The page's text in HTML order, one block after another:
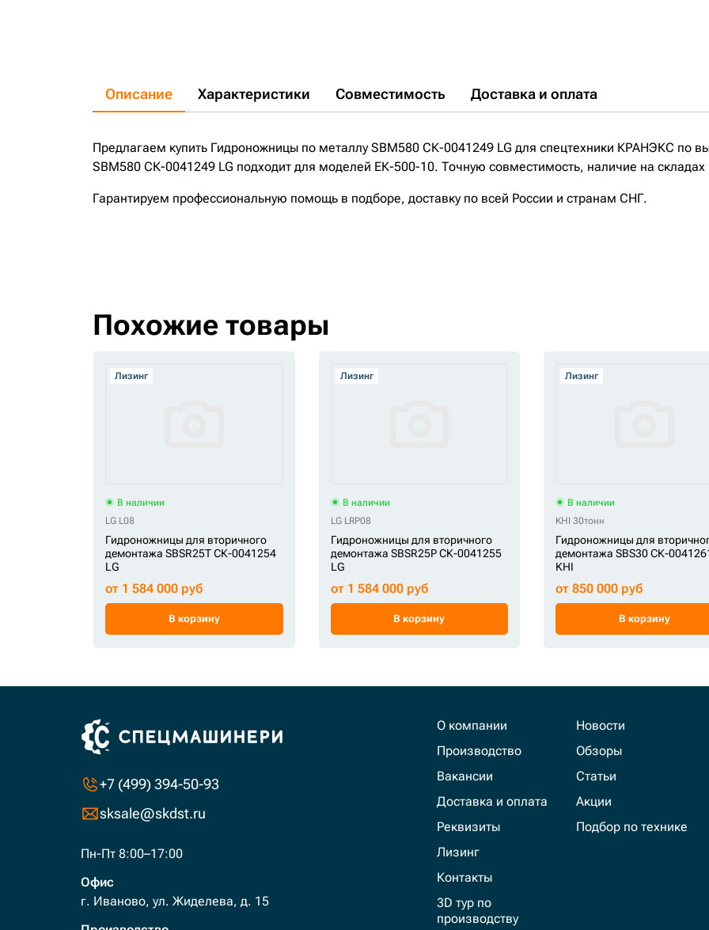
Описание Характеристики Совместимость Доставка и оплата
Предлагаем купить Гидроножницы по металлу SBM580 СК-0041249 LG для спецтехники КРАНЭКС по
SBM580 СК-0041249 LG подходит для моделей ЕК-500-10. Точную совместимость, наличие на складах
Гарантируем профессиональную помощь в подборе, доставку по всей России и странам СНГ.
Похожие товары
Лизинг
В наличии
LG L08
Гидроножницы для вторичного
демонтажа SBSR25T СК-0041254
LG
от 1 584 000 руб
В корзину
Лизинг
В наличии
LG LRP08
Гидроножницы для вторичного
демонтажа SBSR25P СК-0041255
LG
от 1 584 000 руб
В корзину
Лизинг
В наличии
KHI 30тонн
Гидроножницы для
демонтажа SBS30 СК-
KHI
от 850 000 руб
В корзину
+7 (499) 394-50-93
sksale@skdst.ru
Пн-Пт 8:00–17:00
Офис
г. Иваново, ул. Жиделева, д. 15
О компании
Производство
Вакансии
Доставка и оплата
Реквизиты
Лизинг
Контакты
3D тур по
производству
Новости
Обзоры
Статьи
Акции
Подбор по технике